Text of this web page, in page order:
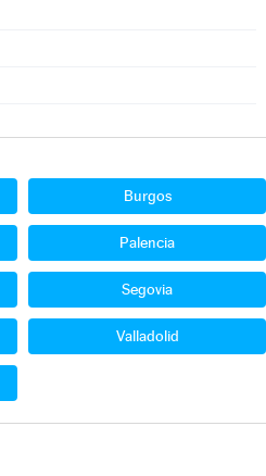
Burgos
Palencia
Segovia
Valladolid